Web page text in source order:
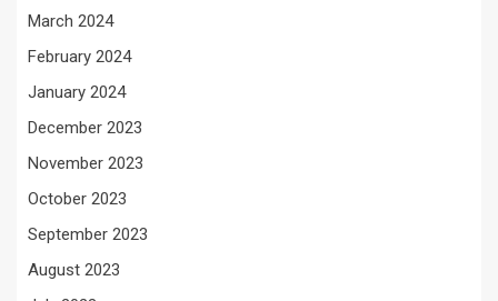
March 2024
February 2024
January 2024
December 2023
November 2023
October 2023
September 2023
August 2023